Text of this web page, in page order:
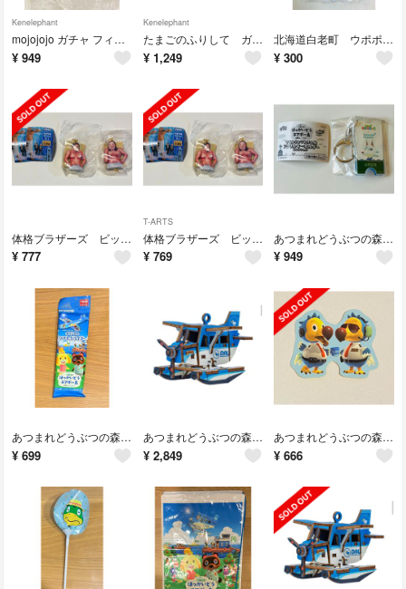
Kenelephant
mojojojo ガチャ フィギュアマスコット Vol.3 【Matcha】
¥ 949
Kenelephant
たまごのふりして ガチャ 冷蔵庫専用フィギュア ニンゲン
¥ 1,249
北海道白老町 ウポポイ 鉛筆 ３本
¥ 300
体格ブラザーズ ビッグボディーコレクション ガチャ 額装キーホルダー ２種セット
¥ 777
T-ARTS
体格ブラザーズ ビッグボディーコレクション ガチャ 額装キーホルダー ２種セット
¥ 769
あつまれどうぶつの森 北海道エアポート オリジナル マイルりょこうけん風アクリルキーホルダーコレクション ガチャ
¥ 949
あつまれどうぶつの森 北海道エアポート オリジナルソフトグライター 会場限定品 新千歳空港限定
¥ 699
あつまれどうぶつの森 北海道エアポート オリジナル木製組み立てキット 会場限定品 新千歳空港限定
¥ 2,849
あつまれどうぶつの森 北海道エアポート 非売品 ノベルティ オリジナルステッカー
¥ 666